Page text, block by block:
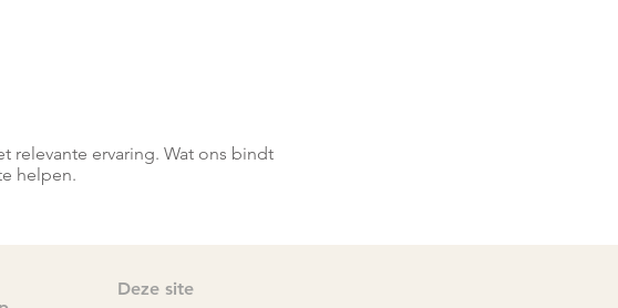
relevante ervaring. Wat ons bindt
helpen.
Deze site